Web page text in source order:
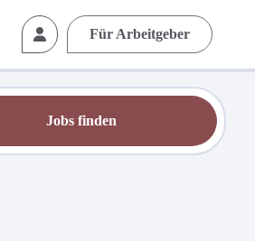
Für Arbeitgeber
Jobs finden